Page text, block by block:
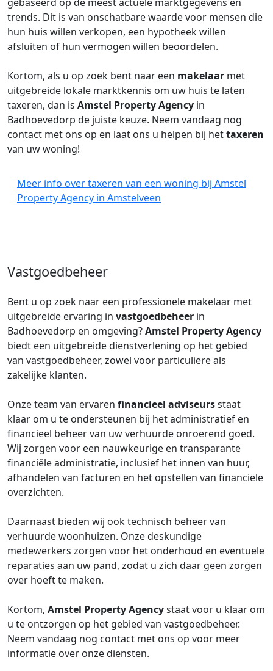
trends. Dit is van onschatbare waarde voor mensen die
hun huis willen verkopen, een hypotheek willen
afsluiten of hun vermogen willen beoordelen.
Kortom, als u op zoek bent naar een makelaar met
uitgebreide lokale marktkennis om uw huis te laten
taxeren, dan is Amstel Property Agency in
Badhoevedorp de juiste keuze. Neem vandaag nog
contact met ons op en laat ons u helpen bij hettaxeren
van uw woning!
Meer info over taxeren van een woning bij Amstel
Property Agency in Amstelveen
Vastgoedbeheer
Bent u op zoek naar een professionele makelaar met
uitgebreide ervaring in vastgoedbeheer in
Badhoevedorp en omgeving?Amstel Property Agency
biedt een uitgebreide dienstverlening op het gebied
van vastgoedbeheer, zowel voor particuliere als
zakelijke klanten.
Onze team van ervaren financieel adviseursstaat
klaar om u te ondersteunen bij het administratief en
financieel beheer van uw verhuurde onroerend goed.
Wij zorgen voor een nauwkeurige en transparante
financiële administratie, inclusief het innen van huur,
afhandelen van facturen en het opstellen van financiële
overzichten.
Daarnaast bieden wij ook technisch beheer van
verhuurde woonhuizen. Onze deskundige
medewerkers zorgen voor het onderhoud en eventuele
reparaties aan uw pand, zodat u zich daar geen zorgen
over hoeft te maken.
Kortom, Amstel Property Agencystaat voor u klaar om
u te ontzorgen op het gebied van vastgoedbeheer.
Neem vandaag nog contact met ons op voor meer
informatie over onze diensten.